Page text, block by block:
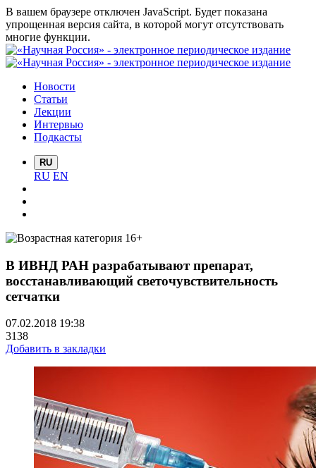
В вашем браузере отключен JavaScript. Будет показана
упрощенная версия сайта, в которой могут отсутствовать
многие функции.
Новости
Статьи
Лекции
Интервью
Подкасты
RU
RU EN
В ИВНД РАН разрабатывают препарат,
восстанавливающий светочувствительность
сетчатки
07.02.2018 19:38
3138
Добавить в закладки